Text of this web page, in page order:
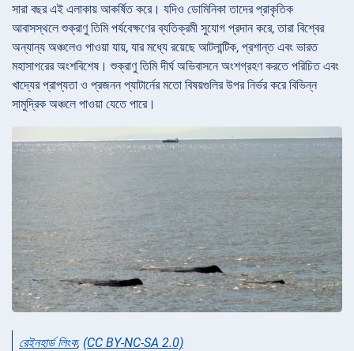
সারা বছর এই এলাকায় আকর্ষিত করে। যদিও ডোমিনিকা তাদের প্রাকৃতিক
আবাসস্থলে শুক্রাণু তিমি পর্যবেক্ষণের ব্যতিক্রমী সুযোগ প্রদান করে, তারা বিশ্বের
অন্যান্য অঞ্চলেও পাওয়া যায়, যার মধ্যে রয়েছে আটলান্টিক, প্রশান্ত এবং ভারত
মহাসাগরের অংশবিশেষ। শুক্রাণু তিমি দীর্ঘ অভিবাসনে অংশগ্রহণ করতে পরিচিত এবং
খাদ্যের প্রাপ্যতা ও প্রজনন প্যাটার্নের মতো বিষয়গুলির উপর নির্ভর করে বিভিন্ন
সামুদ্রিক অঞ্চলে পাওয়া যেতে পারে।
রেইনহার্ড লিংক, (CC BY-NC-SA 2.0)